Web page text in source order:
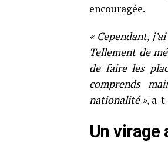
encouragée.
« Cependant,
Tellement de
de faire les
comprends
nationalité », a-
Un virage